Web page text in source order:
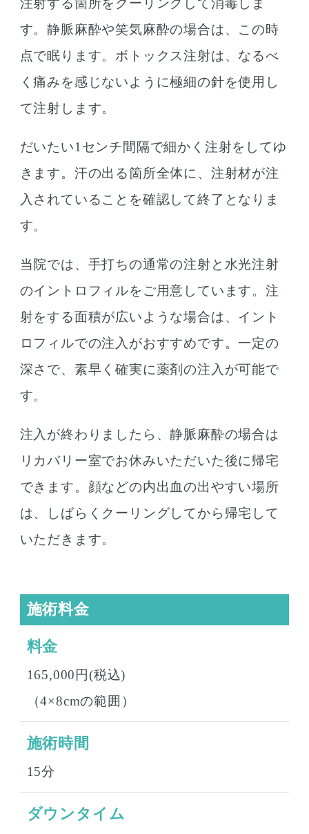
注射する箇所をクーリングして消毒しま
す。静脈麻酔や笑気麻酔の場合は、この時
点で眠ります。ボトックス注射は、なるべ
く痛みを感じないように極細の針を使用し
て注射します。
だいたい1センチ間隔で細かく注射をしてゆ
きます。汗の出る箇所全体に、注射材が注
入されていることを確認して終了となりま
す。
当院では、手打ちの通常の注射と水光注射
のイントロフィルをご用意しています。注
射をする面積が広いような場合は、イント
ロフィルでの注入がおすすめです。一定の
深さで、素早く確実に薬剤の注入が可能で
す。
注入が終わりましたら、静脈麻酔の場合は
リカバリー室でお休みいただいた後に帰宅
できます。顔などの内出血の出やすい場所
は、しばらくクーリングしてから帰宅して
いただきます。
施術料金
料金
165,000円(税込)
（4×8cmの範囲）
施術時間
15分
ダウンタイム